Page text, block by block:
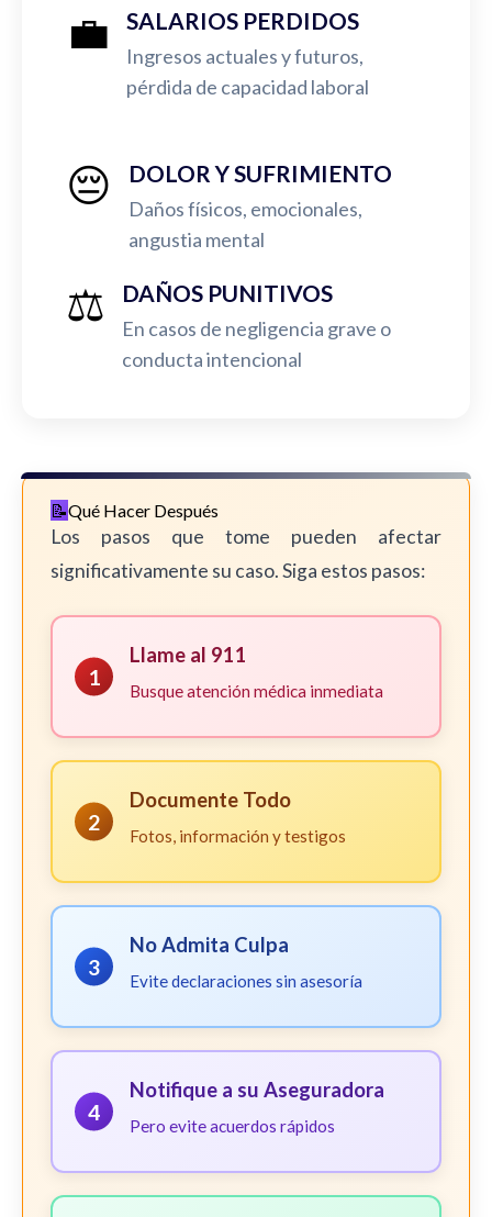
💼 SALARIOS PERDIDOS
Ingresos actuales y futuros,
pérdida de capacidad laboral
😔 DOLOR Y SUFRIMIENTO
Daños físicos, emocionales,
angustia mental
⚖️ DAÑOS PUNITIVOS
En casos de negligencia grave o
conducta intencional
Qué Hacer Después
Los pasos que tome pueden afectar
significativamente su caso. Siga estos pasos:
1
Llame al 911
Busque atención médica inmediata
2
Documente Todo
Fotos, información y testigos
3
No Admita Culpa
Evite declaraciones sin asesoría
4
Notifique a su Aseguradora
Pero evite acuerdos rápidos